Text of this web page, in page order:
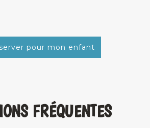
pour mon enfant
FRÉQUENTES